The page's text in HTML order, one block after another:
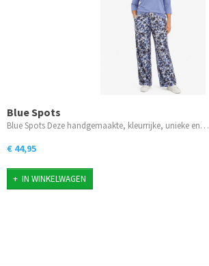
Blue Spots
Blue Spots Deze handgemaakte, kleurrijke, unieke en…
€ 44,95
IN WINKELWAGEN